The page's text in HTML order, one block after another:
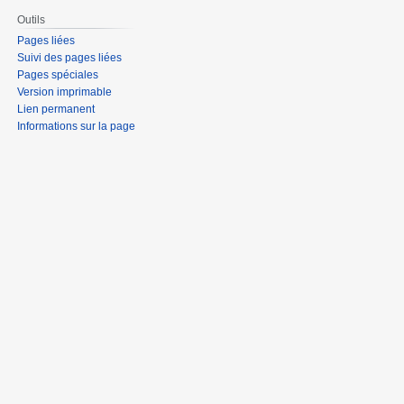
Outils
Pages liées
Suivi des pages liées
Pages spéciales
Version imprimable
Lien permanent
Informations sur la page